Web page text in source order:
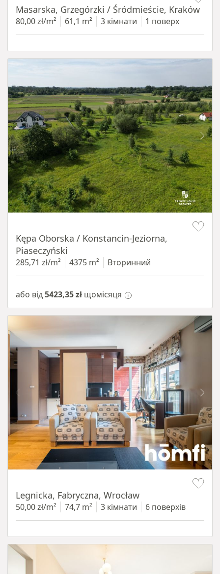
Masarska, Grzegórzki / Śródmieście, Kraków
80,00 zł/m² 61,1 m² 3 кімнати 1 поверх
Kępa Oborska / Konstancin-Jeziorna,
Piaseczyński
285,71 zł/m² 4375 m² Вторинний
або від5423,35 zł щомісяця
Legnicka, Fabryczna, Wrocław
50,00 zł/m² 74,7 m² 3 кімнати 6 поверхів